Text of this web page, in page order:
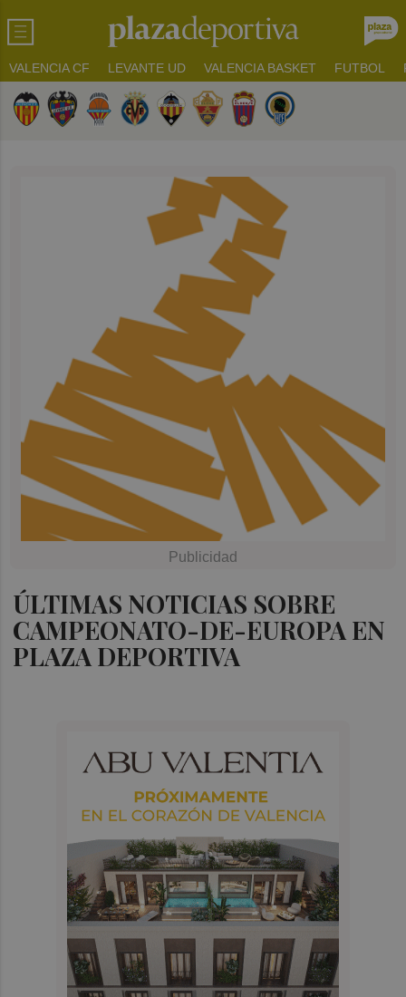
VALENCIA CF LEVANTE UD VALENCIA BASKET FUTBOL
ÚLTIMAS NOTICIAS SOBRE
CAMPEONATO-DE-EUROPA EN
PLAZA DEPORTIVA